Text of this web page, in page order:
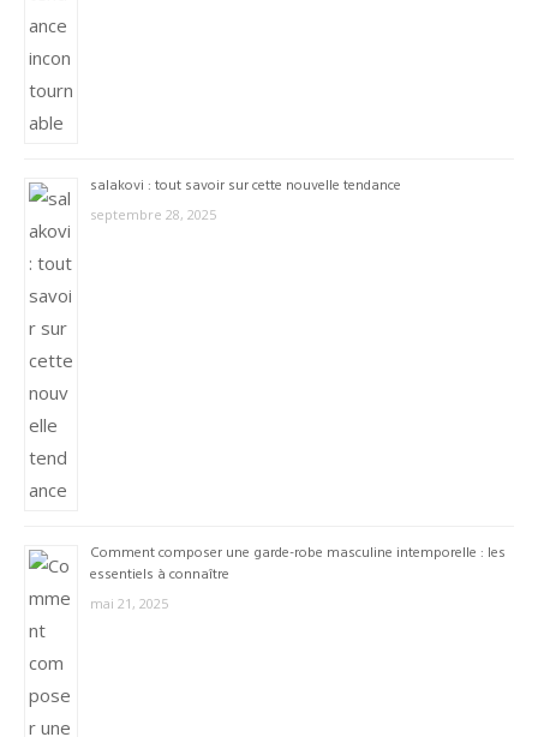
salakovi : tout savoir sur cette nouvelle tendance
septembre 28, 2025
Comment composer une garde-robe masculine intemporelle : les
essentiels à connaître
mai 21, 2025